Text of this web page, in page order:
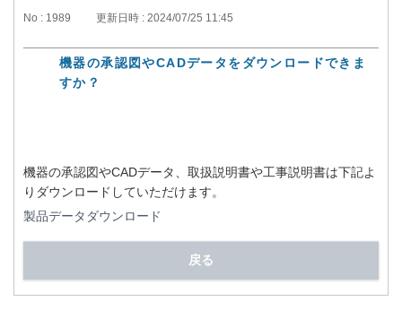
No : 1989 更新日時 : 2024/07/25 11:45
機器の承認図やCADデータをダウンロードできま
すか？
機器の承認図やCADデータ、取扱説明書や工事説明書は下記よ
りダウンロードしていただけます。
製品データダウンロード
戻る